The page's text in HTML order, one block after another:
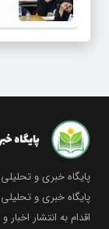
پایگاه خبری و
پایگاه خبری و
اقدام به انتشار